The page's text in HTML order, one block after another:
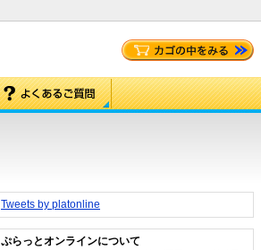
Tweets by platonline
ぷらっとオンラインについて